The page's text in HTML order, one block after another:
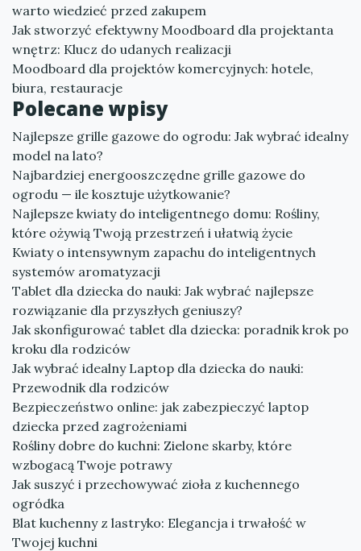
warto wiedzieć przed zakupem
Jak stworzyć efektywny Moodboard dla projektanta
wnętrz: Klucz do udanych realizacji
Moodboard dla projektów komercyjnych: hotele,
biura, restauracje
Polecane wpisy
Najlepsze grille gazowe do ogrodu: Jak wybrać idealny
model na lato?
Najbardziej energooszczędne grille gazowe do
ogrodu — ile kosztuje użytkowanie?
Najlepsze kwiaty do inteligentnego domu: Rośliny,
które ożywią Twoją przestrzeń i ułatwią życie
Kwiaty o intensywnym zapachu do inteligentnych
systemów aromatyzacji
Tablet dla dziecka do nauki: Jak wybrać najlepsze
rozwiązanie dla przyszłych geniuszy?
Jak skonfigurować tablet dla dziecka: poradnik krok po
kroku dla rodziców
Jak wybrać idealny Laptop dla dziecka do nauki:
Przewodnik dla rodziców
Bezpieczeństwo online: jak zabezpieczyć laptop
dziecka przed zagrożeniami
Rośliny dobre do kuchni: Zielone skarby, które
wzbogacą Twoje potrawy
Jak suszyć i przechowywać zioła z kuchennego
ogródka
Blat kuchenny z lastryko: Elegancja i trwałość w
Twojej kuchni